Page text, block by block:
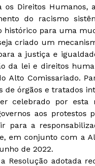
os Direitos Humanos,
do racismo
histórico para uma
criado um
a justiça e
da lei e direitos
Alto Comissariado.
de órgãos e tratados
celebrado por esta
aos
para a
em conjunto com a
de 2022.
Resolução adotada